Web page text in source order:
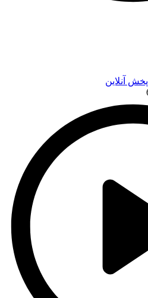
پخش آنلاین